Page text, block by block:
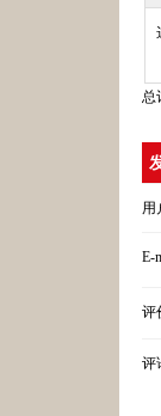
总
用
E-
评
评